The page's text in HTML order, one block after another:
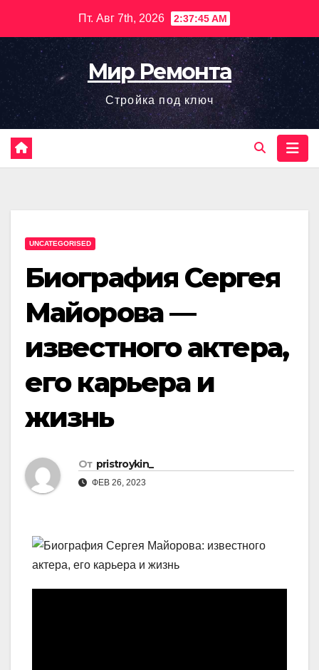
содержимому
Пт. Авг 7th, 2026 2:37:46 AM
Мир Ремонта
Стройка под ключ
UNCATEGORISED
Биография Сергея
Майорова —
известного актера,
его карьера и
жизнь
От pristroykin_
ФЕВ 26, 2023